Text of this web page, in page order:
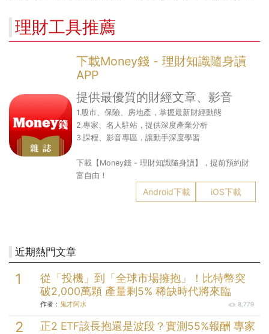
理財工具推薦
下載Money錢 - 理財知識隨身讀
APP
提供最優質的財經文章、影音
1.股市、保險、房地產，掌握最新財經動態
2.專家、名人駐站，提供深度產業分析
3.課程、影音專區，讓動手深度學習
下載【Money錢 - 理財知識隨身讀】，提前預約財
富自由！
Android下載 iOS下載
近期熱門文章
從「投機」到「全球市場擁抱」！比特幣突
破2,000萬顆 產量剩5% 稀缺時代將來臨
作者： 鬼才阿水 8,779
正2 ETF該長抱還是波段？實測55%報酬 專家